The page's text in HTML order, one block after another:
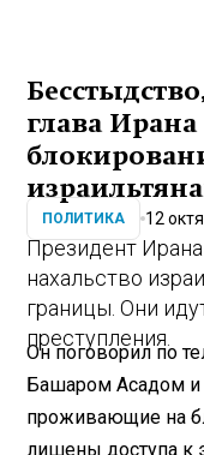
глава Ирана
ПОЛИТИКА 12
Президент
нахальство
границы. Они
преступления.
Он поговорил по
Башаром Асадом и
проживающие на
лишены доступа к